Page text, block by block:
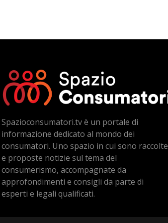
Spazioconsumatori.tv è un portale di
informazione dedicato al mondo dei
consumatori. Uno spazio in cui sono raccolte
e proposte notizie sul tema del
consumerismo, accompagnate da
approfondimenti e consigli da parte di
esperti e legali qualificati.